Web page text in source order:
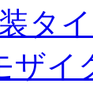
タ
ザイ